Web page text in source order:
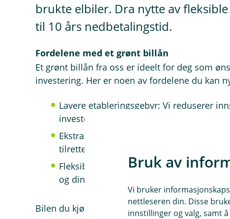
brukte elbiler. Dra nytte av
til 10 års nedbetalingstid.
Fordelene med et grønt billån
Et grønt billån fra oss er ideelt for deg som
investering. Her er noen av fordelene du kan
Lavere etableringsgebyr: Vi reduserer
investere mer i bilen.
Ekstra gunstige renter: Våre renter er
tilrettelagt for elbiler.
Fleksibel nedbetalingstid: Velg mellom
og dine behov.
Bilen du kjøper må oppfylle følgende kriterier:
Bruk av
Vi bruker
nettleseren din. Disse
innstillinger og valg, samt